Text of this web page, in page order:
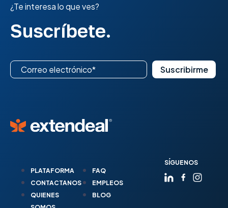
¿Te interesa lo que ves?
Suscríbete.
PLATAFORMA
CONTACTANOS
QUIENES
FAQ
EMPLEOS
BLOG
SÍGUENOS